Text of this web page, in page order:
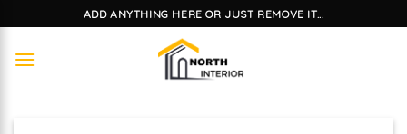
to
content
ADD ANYTHING HERE OR JUST REMOVE IT...